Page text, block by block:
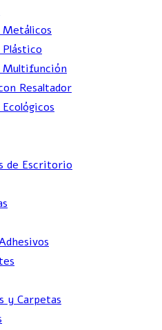
Multifunción
Resaltador
de Escritorio
y Carpetas